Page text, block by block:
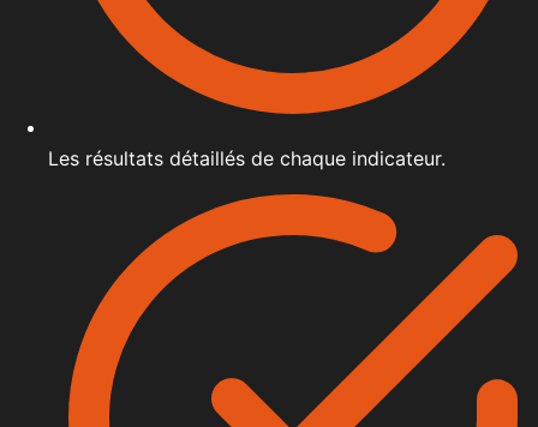
Les résultats détaillés de chaque indicateur.